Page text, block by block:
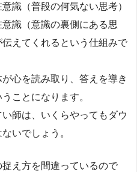
識（普段の何気ない思考）
識（意識の裏側にある思
えてくれるという仕組みで
心を読み取り、答えを導き
ことになります。
師は、いくらやってもダウ
いでしょう。
え方を間違っているので